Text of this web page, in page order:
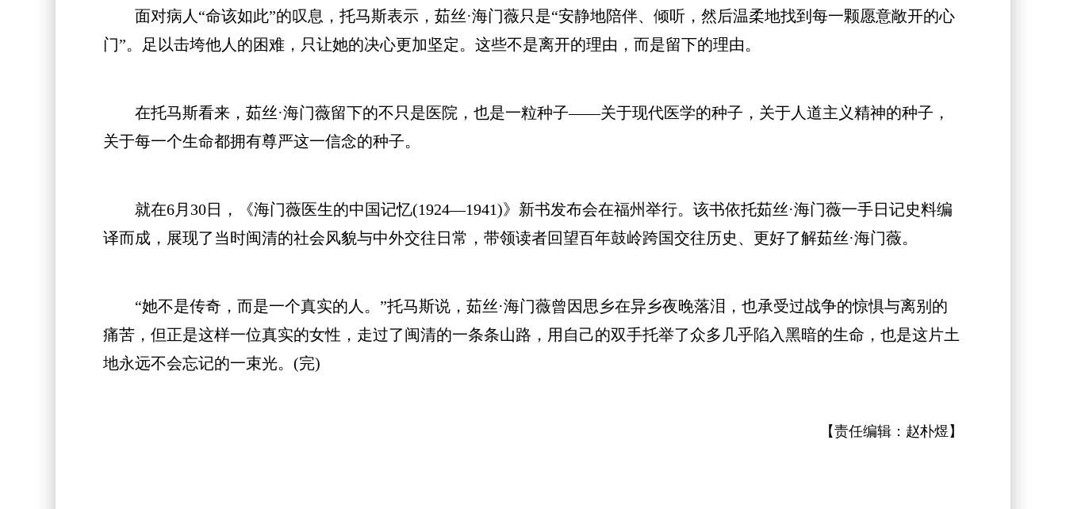
面对病人“命该如此”的叹息，托马斯表示，茹丝·海门薇只是“安静地陪伴、倾听，然后温柔地找到每一颗愿意敞开的心
门”。足以击垮他人的困难，只让她的决心更加坚定。这些不是离开的理由，而是留下的理由。
在托马斯看来，茹丝·海门薇留下的不只是医院，也是一粒种子——关于现代医学的种子，关于人道主义精神的种子，
关于每一个生命都拥有尊严这一信念的种子。
就在6月30日，《海门薇医生的中国记忆(1924—1941)》新书发布会在福州举行。该书依托茹丝·海门薇一手日记史料编
译而成，展现了当时闽清的社会风貌与中外交往日常，带领读者回望百年鼓岭跨国交往历史、更好了解茹丝·海门薇。
“她不是传奇，而是一个真实的人。”托马斯说，茹丝·海门薇曾因思乡在异乡夜晚落泪，也承受过战争的惊惧与离别的
痛苦，但正是这样一位真实的女性，走过了闽清的一条条山路，用自己的双手托举了众多几乎陷入黑暗的生命，也是这片土
地永远不会忘记的一束光。(完)
【责任编辑： 赵朴煜 】